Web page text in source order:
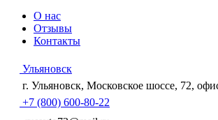
О нас
Отзывы
Контакты
Ульяновск
г. Ульяновск, Московское шоссе, 72,
+7 (800) 600-80-22